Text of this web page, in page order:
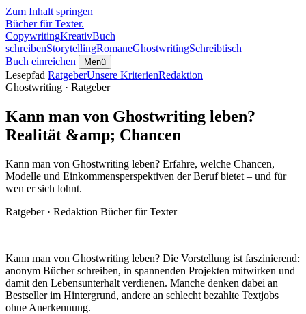
Zum Inhalt springen
Bücher für Texter.
CopywritingKreativBuch
schreibenStorytellingRomaneGhostwritingSchreibtisch
Buch einreichen
Menü
Lesepfad RatgeberUnsere KriterienRedaktion
Ghostwriting · Ratgeber
Kann man von Ghostwriting leben?
Realität &amp; Chancen
Kann man von Ghostwriting leben? Erfahre, welche Chancen,
Modelle und Einkommensperspektiven der Beruf bietet – und für
wen er sich lohnt.
Ratgeber · Redaktion Bücher für Texter
Kann man von Ghostwriting leben? Die Vorstellung ist faszinierend:
anonym Bücher schreiben, in spannenden Projekten mitwirken und
damit den Lebensunterhalt verdienen. Manche denken dabei an
Bestseller im Hintergrund, andere an schlecht bezahlte Textjobs
ohne Anerkennung.